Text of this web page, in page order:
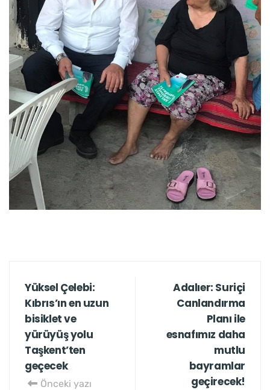
Yüksel Çelebi:
Kıbrıs’ın en uzun
bisiklet ve
yürüyüş yolu
Taşkent’ten
geçecek
Önceki yazı
Adalıer: Suriçi
Canlandırma
Planı ile
esnafımız daha
mutlu
bayramlar
geçirecek!